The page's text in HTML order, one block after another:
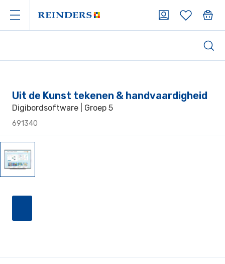
Uit de Kunst tekenen & handvaardigheid
Digibordsoftware | Groep 5
691340